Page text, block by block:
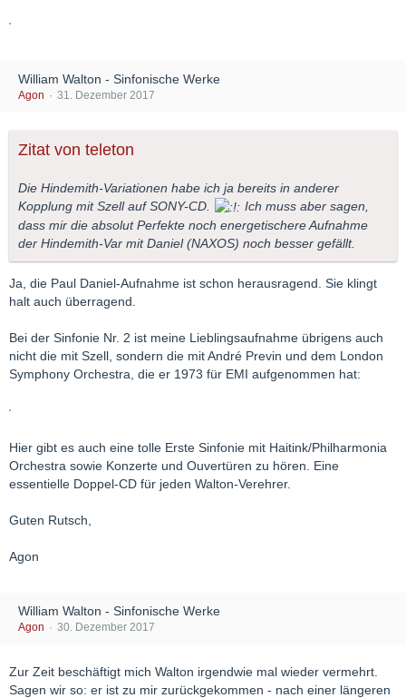
William Walton - Sinfonische Werke
Agon 31. Dezember 2017
Zitat von teleton
Die Hindemith-Variationen habe ich ja bereits in anderer
Kopplung mit Szell auf SONY-CD.
Ich muss aber sagen,
dass mir die absolut Perfekte noch energetischere Aufnahme
der Hindemith-Var mit Daniel (NAXOS) noch besser gefällt.
Ja, die Paul Daniel-Aufnahme ist schon herausragend. Sie klingt
halt auch überragend.
Bei der Sinfonie Nr. 2 ist meine Lieblingsaufnahme übrigens auch
nicht die mit Szell, sondern die mit André Previn und dem London
Symphony Orchestra, die er 1973 für EMI aufgenommen hat:
Hier gibt es auch eine tolle Erste Sinfonie mit Haitink/Philharmonia
Orchestra sowie Konzerte und Ouvertüren zu hören. Eine
essentielle Doppel-CD für jeden Walton-Verehrer.
Guten Rutsch,
Agon
William Walton - Sinfonische Werke
Agon 30. Dezember 2017
Zur Zeit beschäftigt mich Walton irgendwie mal wieder vermehrt.
Sagen wir so: er ist zu mir zurückgekommen - nach einer längeren